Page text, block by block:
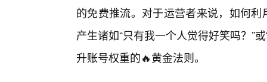
的免费推流。对于运营者来说，如何
产生诸如“只有我一个人觉得好笑吗？”
升账号权重的🔥黄金法则。